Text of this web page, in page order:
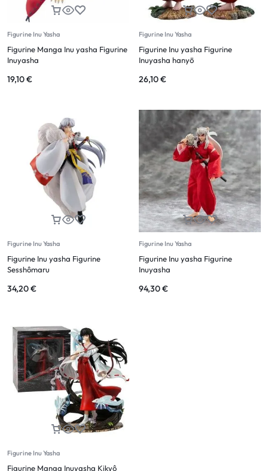
Figurine Inu Yasha
Figurine Manga Inu yasha Figurine
Inuyasha
19,10€
Figurine Inu Yasha
Figurine Inu yasha Figurine
Inuyasha hanyō
26,10€
Figurine Inu Yasha
Figurine Inu yasha Figurine
Sesshômaru
34,20€
Figurine Inu Yasha
Figurine Inu yasha Figurine
Inuyasha
94,30€
Figurine Inu Yasha
Figurine Manga Inuyasha Kikyô